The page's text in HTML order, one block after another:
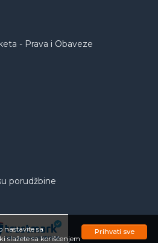
nastavite sa
slažete sa korišćenjem
Prihvati sve
- Prava i Obaveze
porudžbine